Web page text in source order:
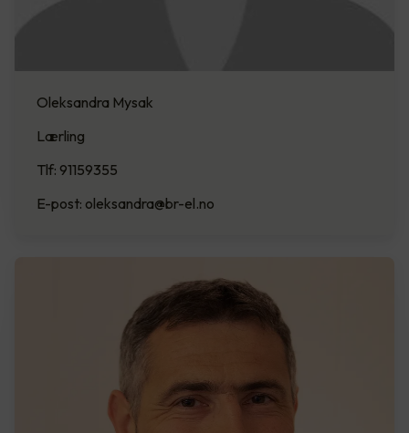
Oleksandra Mysak
Lærling
Tlf: 91159355
E-post: oleksandra@br-el.no